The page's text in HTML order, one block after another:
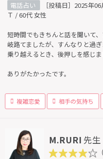
電話占い
［投稿日］2025年
Ｔ / 60代 女性
短時間でもきちんと話を聞いて
岐路てましたが、すんなりと過ぎ
乗り越えるとき、後押しを感じま
ありがたかったです。
複雑恋愛 相手の気持ち
M.RURI 先生